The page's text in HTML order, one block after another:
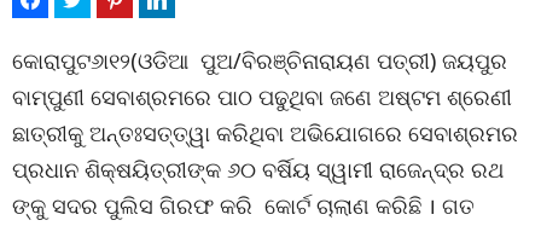
କୋରାପୁଟ୬ା୧୨(ଓଡିଆ ପୁଅ/ବିରଞ୍ଚିନାରାୟଣ ପତ୍ରୀ) ଜୟପୁର
ବାମ୍ପୁଣୀ ସେବାଶ୍ରମରେ ପାଠ ପଢୁଥିବା ଜଣେ ଅଷ୍ଟମ ଶ୍ରେଣୀ
ଛାତ୍ରୀକୁ ଅନ୍ତଃସତ୍ତ୍ୱା କରିଥିବା ଅଭିଯୋଗରେ ସେବାଶ୍ରମର
ପ୍ରଧାନ ଶିକ୍ଷୟିତ୍ରୀଙ୍କ ୬୦ ବର୍ଷିୟ ସ୍ୱାମୀ ରାଜେନ୍ଦ୍ର ରଥ
ଙ୍କୁ ସଦର ପୁଲିସ ଗିରଫ କରି କୋର୍ଟ ଚାଲାଣ କରିଛି । ଗତ